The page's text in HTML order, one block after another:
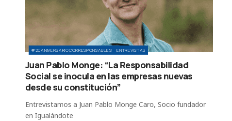
#20ANIVERSARIOCORRESPONSABLES ENTREVISTAS
Juan Pablo Monge: “La Responsabilidad
Social se inocula en las empresas nuevas
desde su constitución”
Entrevistamos a Juan Pablo Monge Caro, Socio fundador
en Igualándote